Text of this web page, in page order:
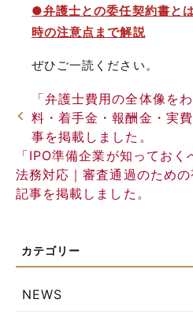
●弁護士との委任契約書と
時の注意点まで解説
ぜひご一読ください。
「弁護士費用の全体像を
料・着手金・報酬金・実
事を掲載しました。
「IPO準備企業が知ってお
法務対応｜審査通過のため
記事を掲載しました。
NEWS